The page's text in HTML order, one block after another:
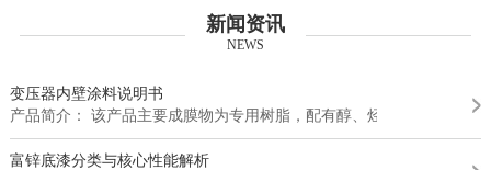
新闻资讯
NEWS
变压器内壁涂料说明书
产品简介： 该产品主要成膜物为专用树脂，配有醇、烃类混合溶剂、...
富锌底漆分类与核心性能解析